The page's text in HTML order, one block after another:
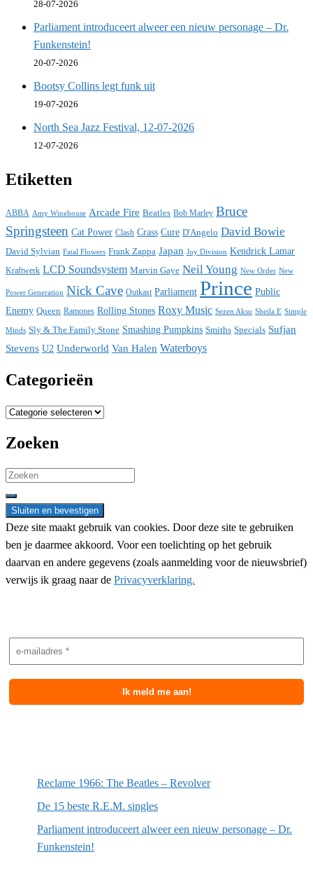
28-07-2026
Parliament introduceert alweer een nieuw personage – Dr.
Funkenstein!
20-07-2026
Bootsy Collins legt funk uit
19-07-2026
North Sea Jazz Festival, 12-07-2026
12-07-2026
Etiketten
ABBA Amy Winehouse Arcade Fire Beatles Bob Marley Bruce
Springsteen Cat Power Clash Crass Cure D'Angelo David Bowie
David Sylvian Fatal Flowers Frank Zappa Japan Joy Division Kendrick Lamar
Kraftwerk LCD Soundsystem Marvin Gaye Neil Young New Order New
Power Generation Nick Cave Outkast Parliament Prince Public
Enemy Queen Ramones Rolling Stones Roxy Music Sezen Aksu Sheila E Simple
Minds Sly & The Family Stone Smashing Pumpkins Smiths Specials Sufjan
Stevens U2 Underworld Van Halen Waterboys
Categorieën
Categorieën
Zoeken
Search
for:
Deze site maakt gebruik van cookies. Door deze site te gebruiken
ben je daarmee akkoord. Voor een toelichting op het gebruik
daarvan en andere gegevens (zoals aanmelding voor de nieuwsbrief)
verwijs ik graag naar de Privacyverklaring.
Reclame 1966: The Beatles – Revolver
De 15 beste R.E.M. singles
Parliament introduceert alweer een nieuw personage – Dr.
Funkenstein!